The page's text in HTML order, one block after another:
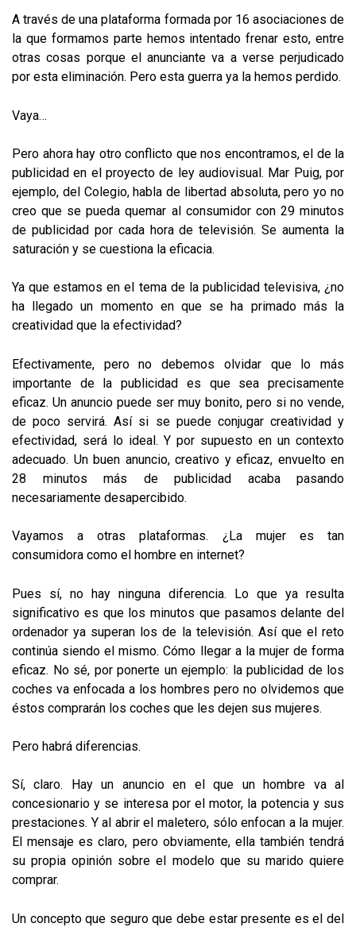
A través de una plataforma formada por 16 asociaciones de
la que formamos parte hemos intentado frenar esto, entre
otras cosas porque el anunciante va a verse perjudicado
por esta eliminación. Pero esta guerra ya la hemos perdido.
Vaya…
Pero ahora hay otro conflicto que nos encontramos, el de la
publicidad en el proyecto de ley audiovisual. Mar Puig, por
ejemplo, del Colegio, habla de libertad absoluta, pero yo no
creo que se pueda quemar al consumidor con 29 minutos
de publicidad por cada hora de televisión. Se aumenta la
saturación y se cuestiona la eficacia.
Ya que estamos en el tema de la publicidad televisiva, ¿no
ha llegado un momento en que se ha primado más la
creatividad que la efectividad?
Efectivamente, pero no debemos olvidar que lo más
importante de la publicidad es que sea precisamente
eficaz. Un anuncio puede ser muy bonito, pero si no vende,
de poco servirá. Así si se puede conjugar creatividad y
efectividad, será lo ideal. Y por supuesto en un contexto
adecuado. Un buen anuncio, creativo y eficaz, envuelto en
28 minutos más de publicidad acaba pasando
necesariamente desapercibido.
Vayamos a otras plataformas. ¿La mujer es tan
consumidora como el hombre en internet?
Pues sí, no hay ninguna diferencia. Lo que ya resulta
significativo es que los minutos que pasamos delante del
ordenador ya superan los de la televisión. Así que el reto
continúa siendo el mismo. Cómo llegar a la mujer de forma
eficaz. No sé, por ponerte un ejemplo: la publicidad de los
coches va enfocada a los hombres pero no olvidemos que
éstos comprarán los coches que les dejen sus mujeres.
Pero habrá diferencias.
Sí, claro. Hay un anuncio en el que un hombre va al
concesionario y se interesa por el motor, la potencia y sus
prestaciones. Y al abrir el maletero, sólo enfocan a la mujer.
El mensaje es claro, pero obviamente, ella también tendrá
su propia opinión sobre el modelo que su marido quiere
comprar.
Un concepto que seguro que debe estar presente es el del